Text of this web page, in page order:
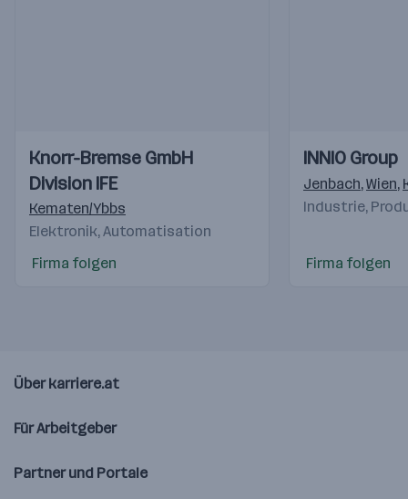
Videos
Einblicke
Einblicke
Knorr-Bremse GmbH
Division IFE
Kematen/Ybbs
Elektronik, Automatisation
Firma folgen
Videos
Einblicke
Einblicke
INNIO Group
Jenbach,Wien,
Industrie,
Firma folgen
Über karriere.at
Für Arbeitgeber
Partner und Portale